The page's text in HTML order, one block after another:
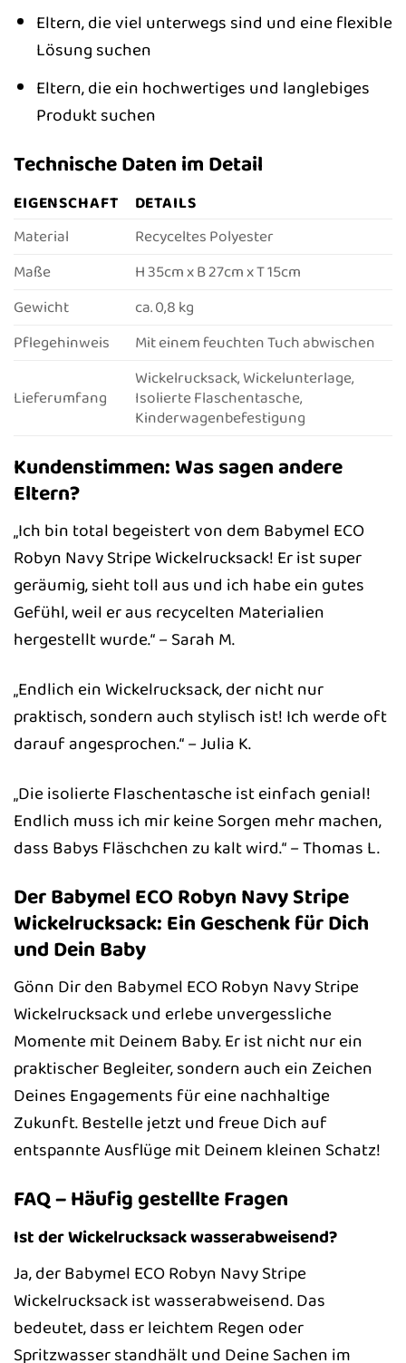
Eltern, die viel unterwegs sind und eine flexible
Lösung suchen
Eltern, die ein hochwertiges und langlebiges
Produkt suchen
Technische Daten im Detail
EIGENSCHAFT
DETAILS
Material
Recyceltes Polyester
Maße
H 35cm x B 27cm x T 15cm
Gewicht
ca. 0,8 kg
Pflegehinweis
Mit einem feuchten Tuch abwischen
Lieferumfang
Wickelrucksack, Wickelunterlage,
Isolierte Flaschentasche,
Kinderwagenbefestigung
Kundenstimmen: Was sagen andere
Eltern?
„Ich bin total begeistert von dem Babymel ECO
Robyn Navy Stripe Wickelrucksack! Er ist super
geräumig, sieht toll aus und ich habe ein gutes
Gefühl, weil er aus recycelten Materialien
hergestellt wurde.“ – Sarah M.
„Endlich ein Wickelrucksack, der nicht nur
praktisch, sondern auch stylisch ist! Ich werde oft
darauf angesprochen.“ – Julia K.
„Die isolierte Flaschentasche ist einfach genial!
Endlich muss ich mir keine Sorgen mehr machen,
dass Babys Fläschchen zu kalt wird.“ – Thomas L.
Der Babymel ECO Robyn Navy Stripe
Wickelrucksack: Ein Geschenk für Dich
und Dein Baby
Gönn Dir den Babymel ECO Robyn Navy Stripe
Wickelrucksack und erlebe unvergessliche
Momente mit Deinem Baby. Er ist nicht nur ein
praktischer Begleiter, sondern auch ein Zeichen
Deines Engagements für eine nachhaltige
Zukunft. Bestelle jetzt und freue Dich auf
entspannte Ausflüge mit Deinem kleinen Schatz!
FAQ – Häufig gestellte Fragen
Ist der Wickelrucksack wasserabweisend?
Ja, der Babymel ECO Robyn Navy Stripe
Wickelrucksack ist wasserabweisend. Das
bedeutet, dass er leichtem Regen oder
Spritzwasser standhält und Deine Sachen im